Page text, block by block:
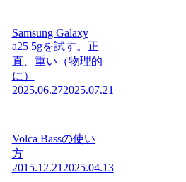
Samsung Galaxy
a25 5gを試す。正
直、重い（物理的
に）
2025.06.272025.07.21
Volca Bassの使い
方
2015.12.212025.04.13